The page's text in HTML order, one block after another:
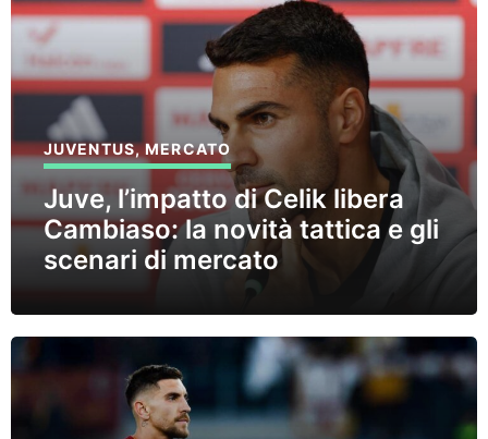
JUVENTUS,MERCATO
Juve, l’impatto di Celik libera
Cambiaso: la novità tattica e gli
scenari di mercato